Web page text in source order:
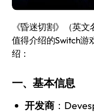
《昏迷切割》（英
值得介绍的Switch游
绍：
一、基本信息
开发商：